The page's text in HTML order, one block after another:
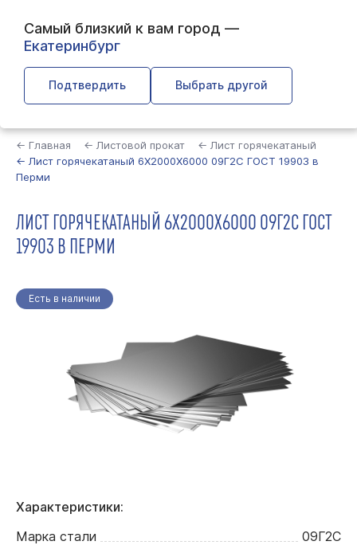
Самый близкий к вам город —
Екатеринбург
Подтвердить Выбрать другой
← Главная ← Листовой прокат
← Лист горячекатаный
← Лист горячекатаный 6Х2000Х6000 09Г2С ГОСТ 19903 в
Перми
ЛИСТ ГОРЯЧЕКАТАНЫЙ 6Х2000Х6000 09Г2С ГОСТ
19903 В ПЕРМИ
Есть в наличии
Характеристики:
Марка стали
09Г2С